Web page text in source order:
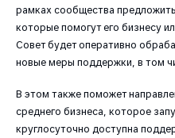
рамках сообщества
которые помогут его бизнесу
Совет будет оперативно
новые меры поддержки, в том
В этом также поможет
среднего бизнеса, которое
круглосуточно доступна